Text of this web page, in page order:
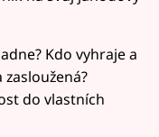
Kdo vyhraje a
do vlastních